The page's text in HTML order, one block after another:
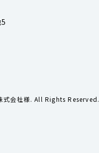
会社様. All Rights Reserved.